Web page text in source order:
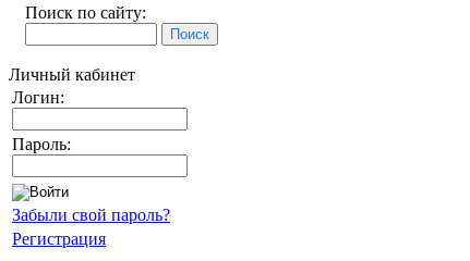
Поиск по сайту:
Личный кабинет
Логин:
Пароль:
Забыли свой пароль?
Регистрация